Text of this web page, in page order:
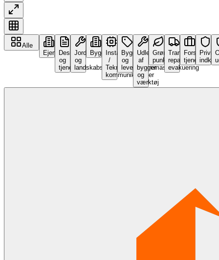
Alle
EjendomDesign
og
tjenester
Jordarbejde
og
landskabspleje
Byggetjenester
Installationer
/
Tekniske
kommunikationer
Byggematerialer
og
leverandører
Udlejning
af
byggemaskiner
og
værktøj
Grønt
punkt
Transport,
reparation,
evakuering
Forskellige
tjenester
Private
indkøb